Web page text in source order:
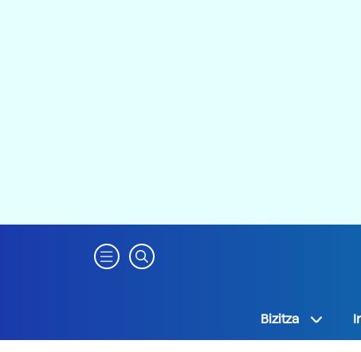
Bizitza